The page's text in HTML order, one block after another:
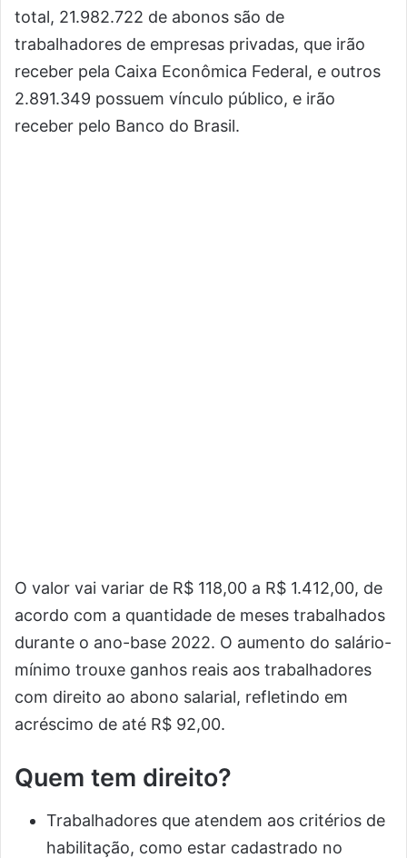
total, 21.982.722 de abonos são de
trabalhadores de empresas privadas, que irão
receber pela Caixa Econômica Federal, e outros
2.891.349 possuem vínculo público, e irão
receber pelo Banco do Brasil.
O valor vai variar de R$ 118,00 a R$ 1.412,00, de
acordo com a quantidade de meses trabalhados
durante o ano-base 2022. O aumento do salário-
mínimo trouxe ganhos reais aos trabalhadores
com direito ao abono salarial, refletindo em
acréscimo de até R$ 92,00.
Quem tem direito?
Trabalhadores que atendem aos critérios de
habilitação, como estar cadastrado no